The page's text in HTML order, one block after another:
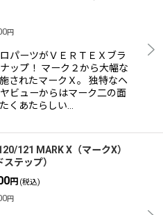
円
パーツがＶＥＲＴＥＸブラ
ップ！ マーク２から大幅な
されたマークＸ。 独特なヘ
ビューからはマーク二の面
くあたらしい…
121 MARK X（マークX）
テップ）
円 (税込)
円